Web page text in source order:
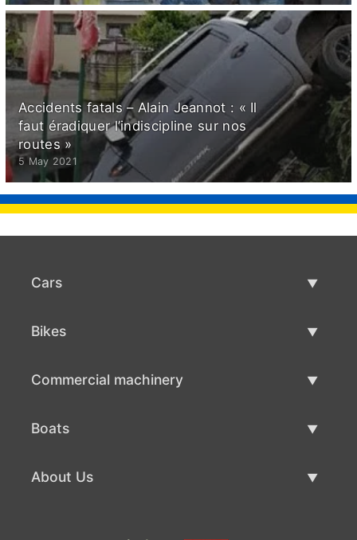
Accidents fatals – Alain Jeannot : « Il
faut éradiquer l’indiscipline sur nos
routes »
5 May 2021
Cars
Bikes
Commercial machinery
Boats
About Us